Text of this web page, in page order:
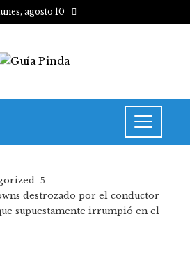
agosto 10
destrozado por el conductor
supuestamente irrumpió en el